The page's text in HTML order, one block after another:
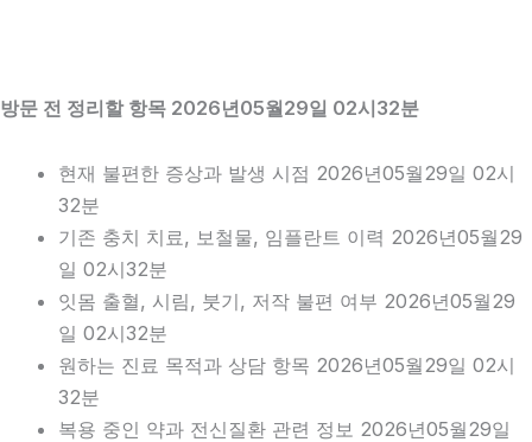
방문 전 정리할 항목 2026년05월29일 02시32분
현재 불편한 증상과 발생 시점 2026년05월29일 02시
32분
기존 충치 치료, 보철물, 임플란트 이력 2026년05월29
일 02시32분
잇몸 출혈, 시림, 붓기, 저작 불편 여부 2026년05월29
일 02시32분
원하는 진료 목적과 상담 항목 2026년05월29일 02시
32분
복용 중인 약과 전신질환 관련 정보 2026년05월29일